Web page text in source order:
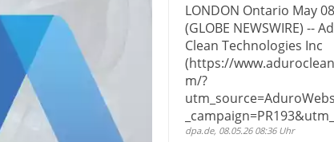
LONDON Ontario May
(GLOBE NEWSWIRE) --
Clean Technologies Inc
(https://
m/?
dpa.de, 08.05.26 08:36 Uhr